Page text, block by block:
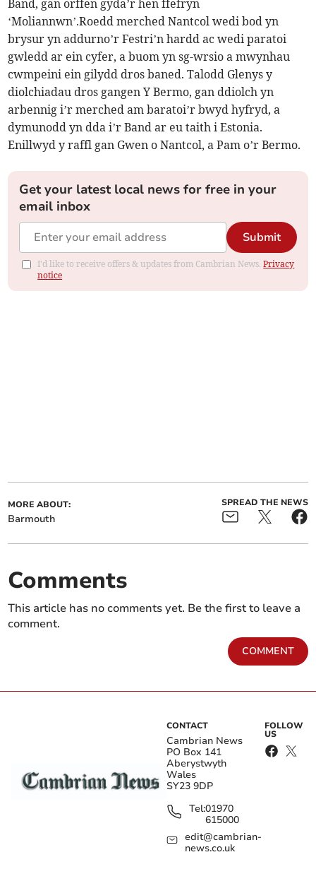
Band, gan orffen gyda’r hen ffefryn
‘Moliannwn’.Roedd merched Nantcol wedi bod yn
brysur yn addurno’r Festri’n hardd ac wedi paratoi
gwledd ar ein cyfer, a buom yn sg-wrsio a mwynhau
cwmpeini ein gilydd dros baned. Talodd Glenys y
diolchiadau dros gangen Y Bermo, gan ddiolch yn
arbennig i’r merched am baratoi’r bwyd hyfryd, a
dymunodd yn dda i’r Band ar eu taith i Estonia.
Enillwyd y raffl gan Gwen o Nantcol, a Pam o’r Bermo.
Get your latest local news for free in your
email inbox
Submit
I'd like to receive offers & updates from Cambrian News.Privacy
notice
MORE ABOUT:
Barmouth
SPREAD THE NEWS
Comments
This article has no comments yet. Be the first to leave a
comment.
COMMENT
CONTACT
Cambrian News
PO Box 141
Aberystwyth
Wales
SY23 9DP
Tel:01970
615000
edit@cambrian-
news.co.uk
FOLLOW
US